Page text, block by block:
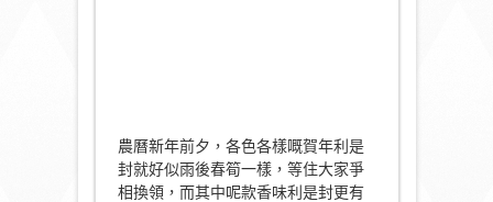
農曆新年前夕，各色各樣嘅賀年利是
封就好似雨後春筍一樣，等住大家爭
相換領，而其中呢款香味利是封更有